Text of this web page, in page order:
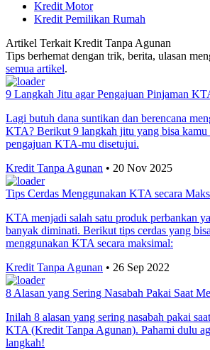
Kredit Motor
Kredit Pemilikan Rumah
Artikel Terkait Kredit Tanpa Agunan
Tips berhemat dengan trik, berita, ulasan
semua artikel.
9 Langkah Jitu agar Pengajuan Pinjaman
Lagi butuh dana suntikan dan berencana
KTA? Berikut 9 langkah jitu yang bisa kamu
pengajuan KTA-mu disetujui.
Kredit Tanpa Agunan • 20 Nov 2025
Tips Cerdas Menggunakan KTA secara
KTA menjadi salah satu produk perbankan
banyak diminati. Berikut tips cerdas yang
menggunakan KTA secara maksimal:
Kredit Tanpa Agunan • 26 Sep 2022
8 Alasan yang Sering Nasabah Pakai Saat
Inilah 8 alasan yang sering nasabah pakai
KTA (Kredit Tanpa Agunan). Pahami dulu
langkah!